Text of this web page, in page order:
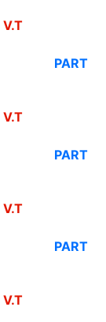
V.T
PART
V.T
PART
V.T
PART
V.T